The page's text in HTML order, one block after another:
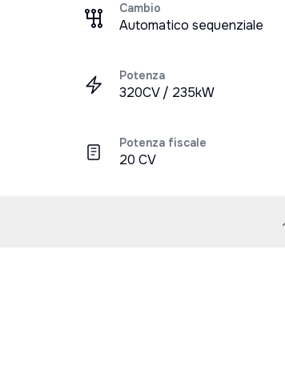
Cambio
Automatico sequenziale
Potenza
320CV / 235kW
Potenza fiscale
20 CV